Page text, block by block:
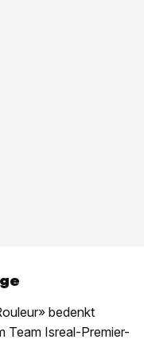
bedenkt
Team Isreal-Premier-